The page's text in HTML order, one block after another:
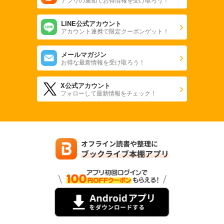
LINE公式アカウント
アカウント連携で限定クーポンゲット！
メールマガジン
お得な最新情報を受け取ろう！
X公式アカウント
フォローして最新情報をチェック！